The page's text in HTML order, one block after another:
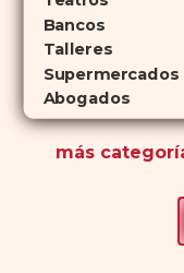
románticas con antelación.
Bancos
Talleres
Supermercados
Abogados
más